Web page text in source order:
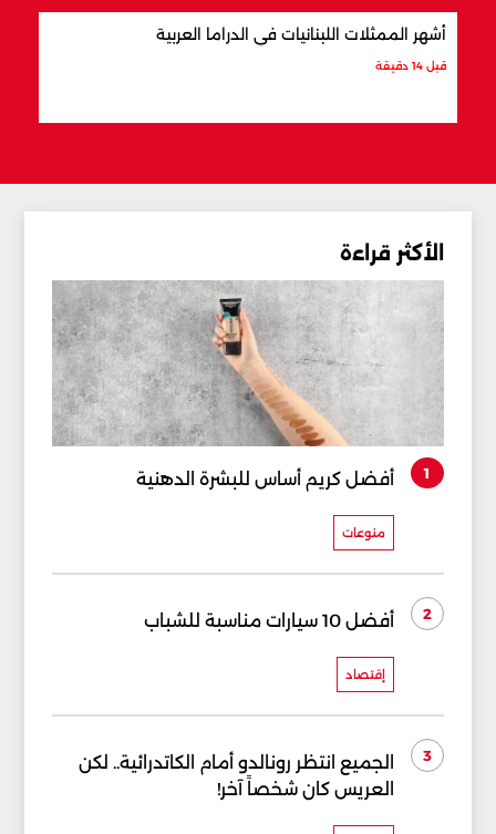
أشهر الممثلات اللبنانيات في الدراما العربية
قبل 14 دقيقة
الأكثر قراءة
1 أفضل كريم أساس للبشرة الدهنية
منوعات
2 أفضل 10 سيارات مناسبة للشباب
إقتصاد
3
الجميع انتظر رونالدو أمام الكاتدرائية.. لكن
العريس كان شخصاً آخر!